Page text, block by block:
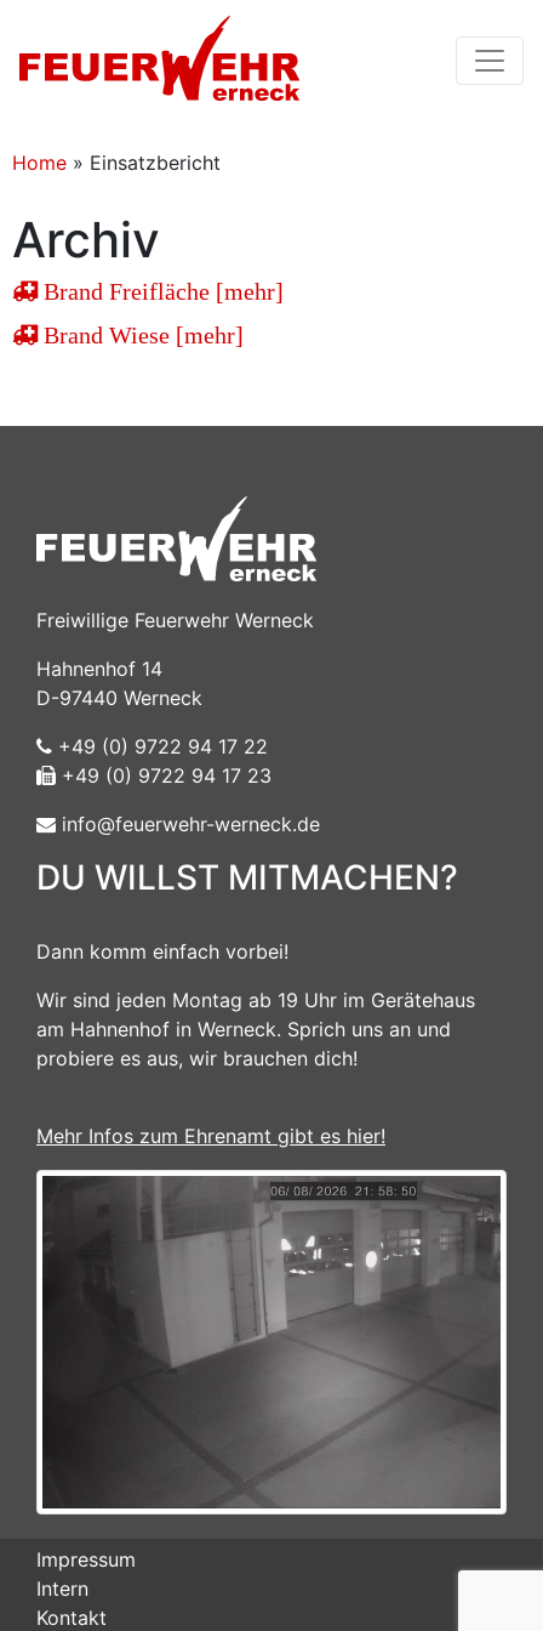
Home » Einsatzbericht
Archiv
Brand Freifläche [mehr]
Brand Wiese [mehr]
Freiwillige Feuerwehr Werneck
Hahnenhof 14
D-97440 Werneck
+49 (0) 9722 94 17 22
+49 (0) 9722 94 17 23
info@feuerwehr-werneck.de
DU WILLST MITMACHEN?
Dann komm einfach vorbei!
Wir sind jeden Montag ab 19 Uhr im Gerätehaus
am Hahnenhof in Werneck. Sprich uns an und
probiere es aus, wir brauchen dich!
Mehr Infos zum Ehrenamt gibt es hier!
Impressum
Intern
Kontakt